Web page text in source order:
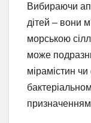
Вибираючи
дітей – вони
морською
може
мірамістин